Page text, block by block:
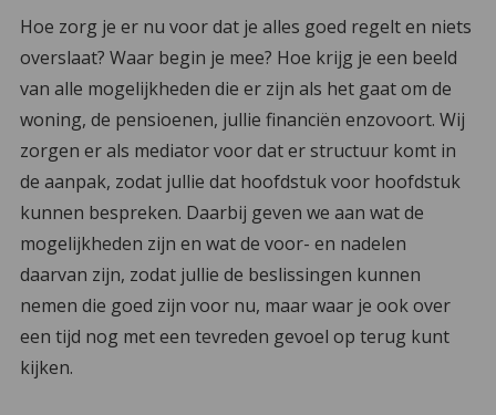
Hoe zorg je er nu voor dat je alles goed regelt en niets
overslaat? Waar begin je mee? Hoe krijg je een beeld
van alle mogelijkheden die er zijn als het gaat om de
woning, de pensioenen, jullie financiën enzovoort. Wij
zorgen er als mediator voor dat er structuur komt in
de aanpak, zodat jullie dat hoofdstuk voor hoofdstuk
kunnen bespreken. Daarbij geven we aan wat de
mogelijkheden zijn en wat de voor- en nadelen
daarvan zijn, zodat jullie de beslissingen kunnen
nemen die goed zijn voor nu, maar waar je ook over
een tijd nog met een tevreden gevoel op terug kunt
kijken.